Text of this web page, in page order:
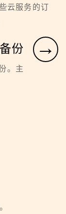
云服务的订
→
份
。主